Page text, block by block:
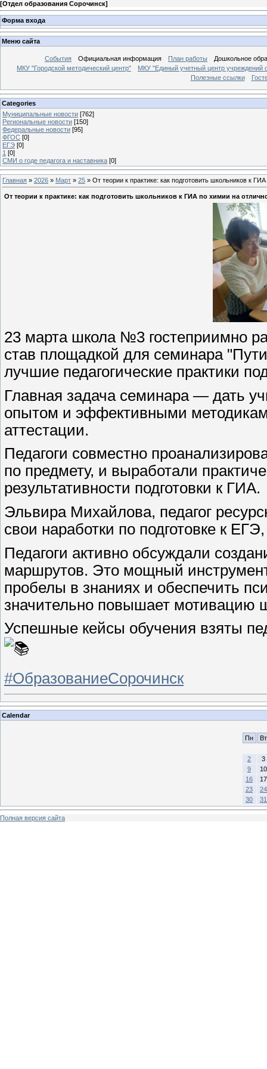
[Отдел образования Сорочинск]
Форма входа
Меню сайта
События Официальная информация План работы
Дошкольное
МКУ "Городской методический центр"
МКУ "Единый учетный центр учреждений
Полезные ссылки
Categories
Муниципальные новости [762]
Региональные новости [150]
Федеральные новости [95]
ФГОС [0]
ЕГЭ [0]
1 [0]
СМИ о годе педагога и наставника [0]
Главная » 2026 » Март » 25 » От теории к практике: как подготовить школьников к
От теории к практике: как подготовить школьников к ГИА по химии на
23 марта школа №3 гостеприимно
став площадкой для семинара
лучшие педагогические практики
Главная задача семинара — дать
опытом и эффективными
аттестации.
Педагоги совместно
по предмету, и выработали
результативности подготовки к ГИА.
Эльвира Михайлова, педагог
свои наработки по подготовке к
Педагоги активно обсуждали
маршрутов. Это мощный
пробелы в знаниях и обеспечить
значительно повышает мотивацию
Успешные кейсы обучения взяты
#ОбразованиеСорочинск
Calendar
Пн Вт
2
3
9
10
16
17
23
24
30
31
Полная версия сайта